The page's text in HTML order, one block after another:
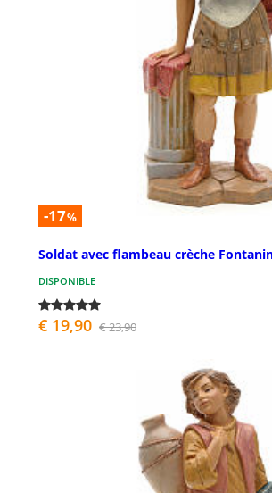
-17%
Soldat avec flambeau crèche
DISPONIBLE
€ 19,90 € 23,90